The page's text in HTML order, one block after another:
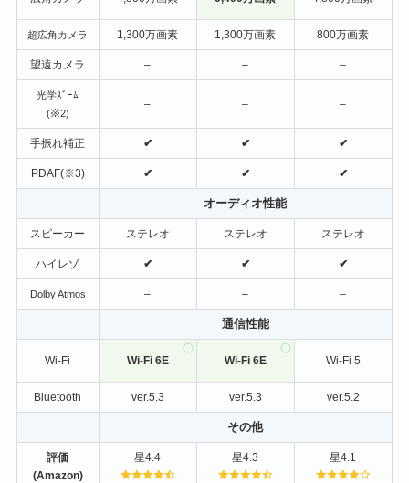
超広角カメラ 1,300万画素 1,300万画素 800万画素
望遠カメラ – – –
光学ｽﾞｰﾑ
(※2)
– – –
手振れ補正 ✔ ✔ ✔
PDAF(※3) ✔ ✔ ✔
オーディオ性能
スピーカー ステレオ ステレオ ステレオ
ハイレゾ ✔ ✔ ✔
Dolby Atmos – – –
通信性能
Wi-Fi Wi-Fi 6E Wi-Fi 6E Wi-Fi 5
Bluetooth ver.5.3 ver.5.3 ver.5.2
その他
評価
(Amazon)
星4.4 星4.3 星4.1